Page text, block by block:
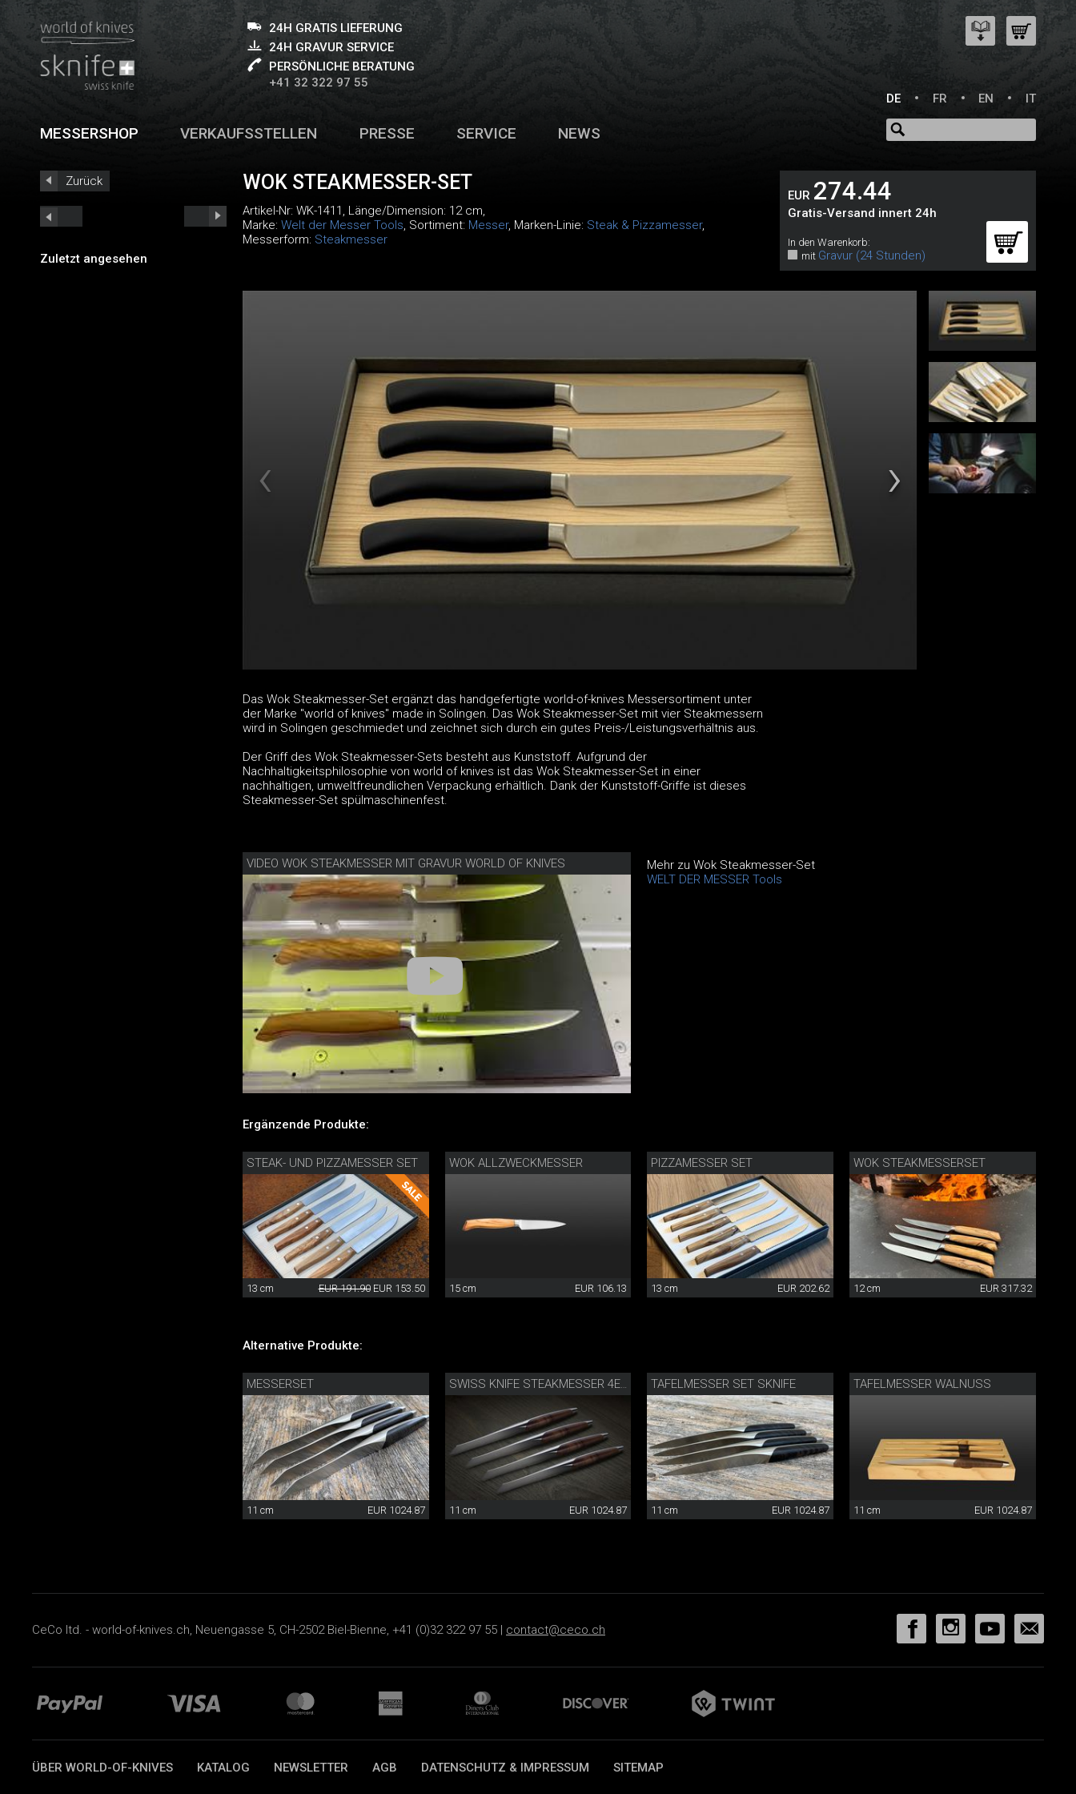
24H GRATIS LIEFERUNG
24H GRAVUR SERVICE
PERSÖNLICHE BERATUNG
+41 32 322 97 55
DE
FR EN IT
MESSERSHOP VERKAUFSSTELLEN PRESSE SERVICE NEWS
Zurück
Zuletzt angesehen
WOK STEAKMESSER-SET
Artikel-Nr: WK-1411 , Länge/Dimension: 12 cm,
Marke: Welt der Messer Tools, Sortiment: Messer, Marken-Linie: Steak & Pizzamesser,
Messerform: Steakmesser
EUR 274.44
Gratis-Versand innert 24h
In den Warenkorb:
mit Gravur (24 Stunden)
Das Wok Steakmesser-Set ergänzt das handgefertigte world-of-knives Messersortiment unter
der Marke "world of knives" made in Solingen. Das Wok Steakmesser-Set mit vier Steakmessern
wird in Solingen geschmiedet und zeichnet sich durch ein gutes Preis-/Leistungsverhältnis aus.
Der Griff des Wok Steakmesser-Sets besteht aus Kunststoff. Aufgrund der
Nachhaltigkeitsphilosophie von world of knives ist das Wok Steakmesser-Set in einer
nachhaltigen, umweltfreundlichen Verpackung erhältlich. Dank der Kunststoff-Griffe ist dieses
Steakmesser-Set spülmaschinenfest.
VIDEO WOK STEAKMESSER MIT GRAVUR WORLD OF KNIVES
Mehr zu Wok Steakmesser-Set
WELT DER MESSER Tools
Ergänzende Produkte:
STEAK- UND PIZZAMESSER SET
13 cm EUR 191.90 EUR 153.50
WOK ALLZWECKMESSER
15 cm EUR 106.13
PIZZAMESSER SET
13 cm EUR 202.62
WOK STEAKMESSERSET
12 cm EUR 317.32
Alternative Produkte:
MESSERSET
11 cm EUR 1024.87
SWISS KNIFE STEAKMESSER 4ER SET
11 cm EUR 1024.87
TAFELMESSER SET SKNIFE
11 cm EUR 1024.87
TAFELMESSER WALNUSS
11 cm EUR 1024.87
CeCo ltd. - world-of-knives.ch, Neuengasse 5, CH-2502 Biel-Bienne, +41 (0)32 322 97 55 | contact@ceco.ch
ÜBER WORLD-OF-KNIVES KATALOG NEWSLETTER AGB DATENSCHUTZ & IMPRESSUM SITEMAP